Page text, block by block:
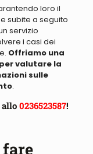
loro il
subite a seguito
servizio
i casi dei
Offriamo una
valutare la
sulle
.
allo0236523587!